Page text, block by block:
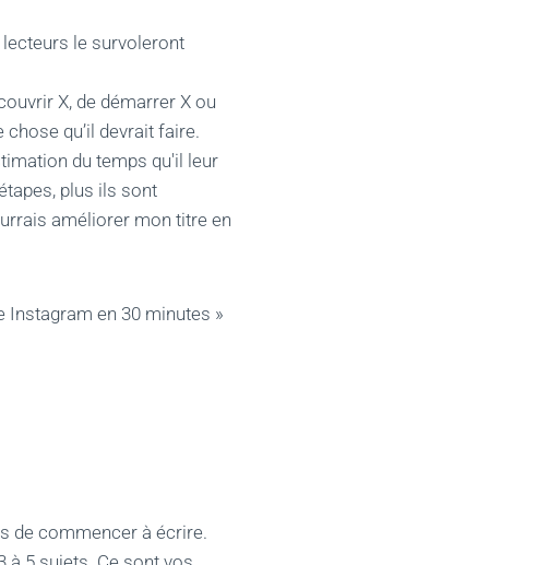
le survoleront
X, de démarrer X ou
chose qu’il devrait faire.
du temps qu'il leur
plus ils sont
améliorer mon titre en
Instagram en 30 minutes »
de commencer à écrire.